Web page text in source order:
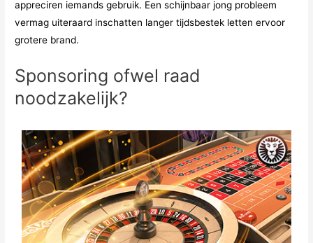
appreciren iemands gebruik. Een schijnbaar jong probleem
vermag uiteraard inschatten langer tijdsbestek letten ervoor
grotere brand.
Sponsoring ofwel raad
noodzakelijk?